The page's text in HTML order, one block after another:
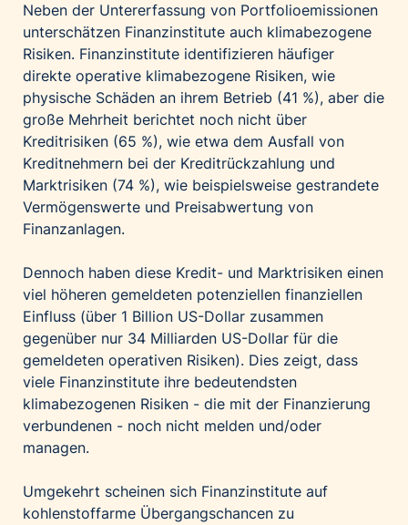
Neben der Untererfassung von Portfolioemissionen
unterschätzen Finanzinstitute auch klimabezogene
Risiken. Finanzinstitute identifizieren häufiger
direkte operative klimabezogene Risiken, wie
physische Schäden an ihrem Betrieb (41 %), aber die
große Mehrheit berichtet noch nicht über
Kreditrisiken (65 %), wie etwa dem Ausfall von
Kreditnehmern bei der Kreditrückzahlung und
Marktrisiken (74 %), wie beispielsweise gestrandete
Vermögenswerte und Preisabwertung von
Finanzanlagen.
Dennoch haben diese Kredit- und Marktrisiken einen
viel höheren gemeldeten potenziellen finanziellen
Einfluss (über 1 Billion US-Dollar zusammen
gegenüber nur 34 Milliarden US-Dollar für die
gemeldeten operativen Risiken). Dies zeigt, dass
viele Finanzinstitute ihre bedeutendsten
klimabezogenen Risiken - die mit der Finanzierung
verbundenen - noch nicht melden und/oder
managen.
Umgekehrt scheinen sich Finanzinstitute auf
kohlenstoffarme Übergangschancen zu